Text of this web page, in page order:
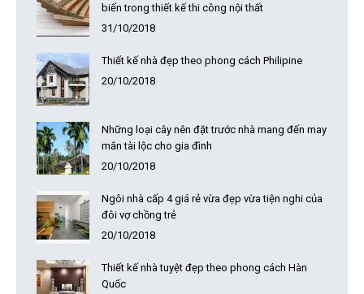
biến trong thiết kế thi công nội thất
31/10/2018
Thiết kế nhà đẹp theo phong cách Philipine
20/10/2018
Những loại cây nên đặt trước nhà mang đến may
mắn tài lộc cho gia đình
20/10/2018
Ngôi nhà cấp 4 giá rẻ vừa đẹp vừa tiện nghi của
đôi vợ chồng trẻ
20/10/2018
Thiết kế nhà tuyệt đẹp theo phong cách Hàn
Quốc